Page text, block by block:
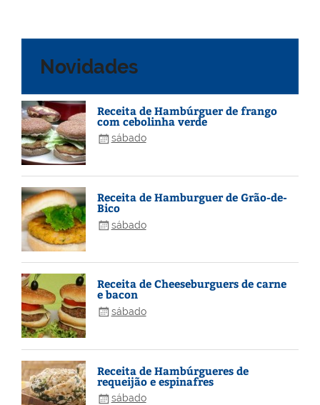
Novidades
Receita de Hambúrguer de frango
com cebolinha verde
sábado
Receita de Hamburguer de Grão-de-
Bico
sábado
Receita de Cheeseburguers de carne
e bacon
sábado
Receita de Hambúrgueres de
requeijão e espinafres
sábado